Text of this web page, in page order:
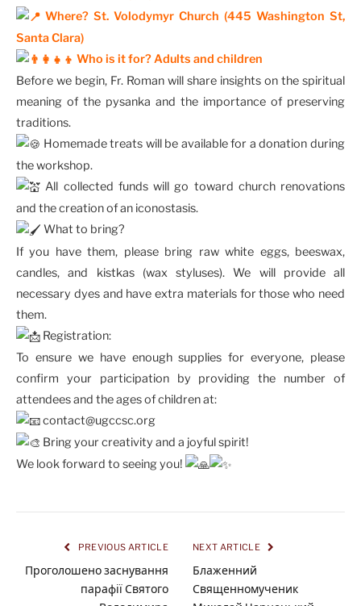
Where? St. Volodymyr Church (445 Washington St,
Santa Clara)
Who is it for? Adults and children
Before we begin, Fr. Roman will share insights on the spiritual
meaning of the pysanka and the importance of preserving
traditions.
Homemade treats will be available for a donation during
the workshop.
All collected funds will go toward church renovations
and the creation of an iconostasis.
What to bring?
If you have them, please bring raw white eggs, beeswax,
candles, and kistkas (wax styluses). We will provide all
necessary dyes and have extra materials for those who need
them.
Registration:
To ensure we have enough supplies for everyone, please
confirm your participation by providing the number of
attendees and the ages of children at:
contact@ugccsc.org
Bring your creativity and a joyful spirit!
We look forward to seeing you!
PREVIOUS ARTICLE
Проголошено заснування
парафії Святого
NEXT ARTICLE
Блаженний
Священномученик